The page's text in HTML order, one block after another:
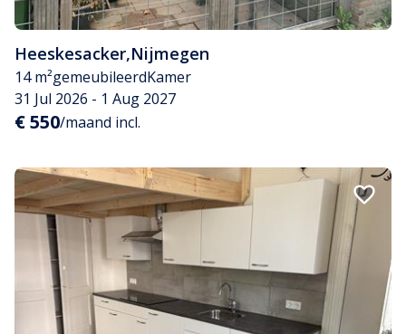
Heeskesacker,Nijmegen
14 m²gemeubileerdKamer
31 Jul 2026 - 1 Aug 2027
€ 550/maand incl.